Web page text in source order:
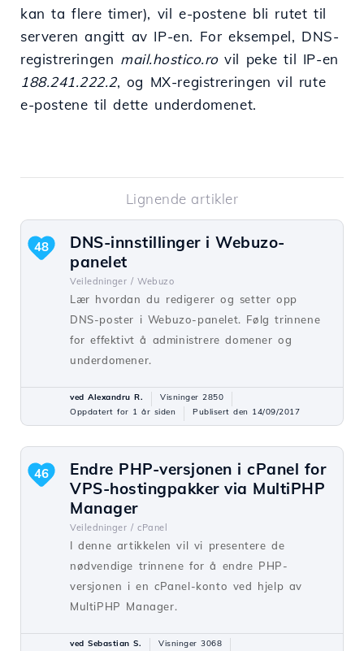
kan ta flere timer), vil e-postene bli rutet til
serveren angitt av IP-en. For eksempel, DNS-
registreringen mail.hostico.rovil peke til IP-en
188.241.222.2, og MX-registreringen vil rute
e-postene til dette underdomenet.
Lignende artikler
DNS-innstillinger i Webuzo-
panelet
Veiledninger / Webuzo
Lær hvordan du redigerer og setter opp
DNS-poster i Webuzo-panelet. Følg trinnene
for effektivt å administrere domener og
underdomener.
48
ved Alexandru R.
Visninger 2850
Oppdatert for 1 år siden
Publisert den 14/09/2017
Endre PHP-versjonen i cPanel for
VPS-hostingpakker via MultiPHP
Manager
Veiledninger / cPanel
I denne artikkelen vil vi presentere de
nødvendige trinnene for å endre PHP-
versjonen i en cPanel-konto ved hjelp av
MultiPHP Manager.
46
ved Sebastian S.
Visninger 3068